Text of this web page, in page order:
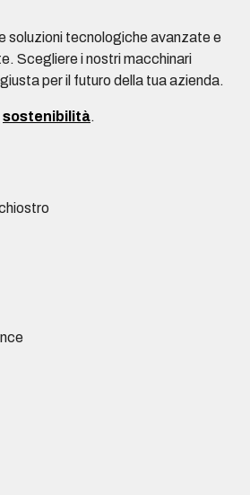
soluzioni tecnologiche avanzate e
Scegliere i nostri macchinari
per il futuro della tua azienda.
sostenibilità.